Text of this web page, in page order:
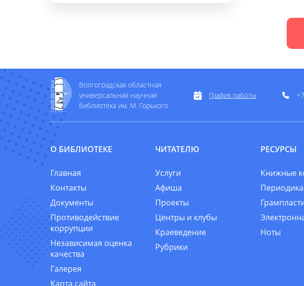
Волгоградская областная
универсальная научная
библиотека им. М. Горького
График работы
О БИБЛИОТЕКЕ
Главная
Контакты
Документы
Противодействие
коррупции
Независимая оценка
качества
Галерея
Карта сайта
ЧИТАТЕЛЮ
Услуги
Афиша
Проекты
Центры и клубы
Краеведение
Рубрики
РЕСУРСЫ
Книжные
Периодика
Ноты